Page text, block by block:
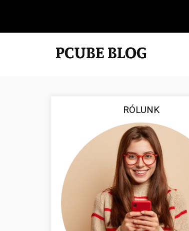
RÓLUNK